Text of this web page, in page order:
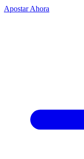
Apostar Ahora